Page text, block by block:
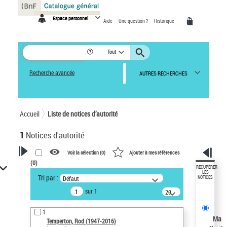
Espace personnel Aide Une question ? Historique
Tout
Recherche avancée AUTRES RECHERCHES
Accueil Liste de notices d’autorité
1 Notices d'autorité
VOTRE RECHERCHE
Recherche avancée dans les
notices d’autorité
Œuvres liées à l'auteur :
Temperton, Rod (1947-2016)
Voir la sélection (0) Ajouter à mes références
(0)
Tri par : Défaut
sur 1
20
résultats/page
1
Temperton, Rod (1947-2016)
RÉCUPÉRER
LES
NOTICES
Ma
Panneau de gestion des cookies